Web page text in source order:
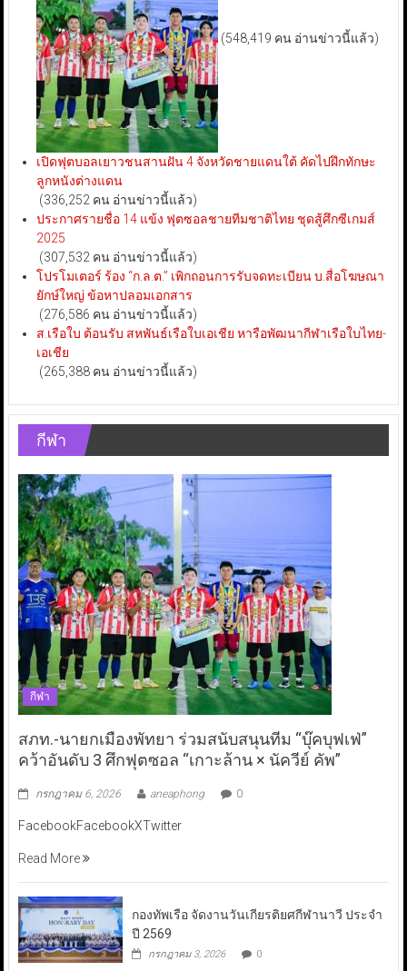
(548,419 คน อ่านข่าวนี้แล้ว)
เปิดฟุตบอลเยาวชนสานฝัน 4 จังหวัดชายแดนใต้ คัดไปฝึกทักษะ
ลูกหนังต่างแดน
(336,252 คน อ่านข่าวนี้แล้ว)
ประกาศรายชื่อ 14 แข้ง ฟุตซอลชายทีมชาติไทย ชุดสู้ศึกซีเกมส์
2025
(307,532 คน อ่านข่าวนี้แล้ว)
โปรโมเตอร์ ร้อง “ก.ล.ต.” เพิกถอนการรับจดทะเบียน บ.สื่อโฆษณา
ยักษ์ใหญ่ ข้อหาปลอมเอกสาร
(276,586 คน อ่านข่าวนี้แล้ว)
ส.เรือใบ ต้อนรับ สหพันธ์เรือใบเอเชีย หารือพัฒนากีฬาเรือใบไทย-
เอเชีย
(265,388 คน อ่านข่าวนี้แล้ว)
กีฬา
กีฬา
สภท.-นายกเมืองพัทยา ร่วมสนับสนุนทีม “บุ๊คบุฟเฟ่”
คว้าอันดับ 3 ศึกฟุตซอล “เกาะล้าน × นัควีย์ คัพ”
กรกฎาคม 6, 2026 aneaphong 0
FacebookFacebookXTwitter
Read More
กองทัพเรือ จัดงานวันเกียรติยศกีฬานาวี ประจำ
ปี 2569
กรกฎาคม 3, 2026 0